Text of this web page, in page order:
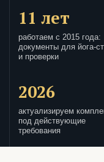
11 лет
работаем с 2015 года:
документы для йога-
и проверки
2026
актуализируем
под действующие
требования